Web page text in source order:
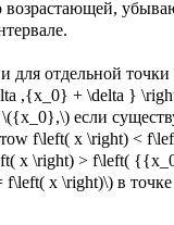
возрастающей,
для отдельной
,{x_0} + \delta }
\({x_0},\) если
f\left( x \right) <
x \right) > f\left(
f\left( x \right)\) в